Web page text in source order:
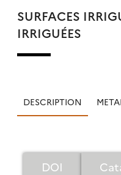
SURFACES
IRRIGUÉES
DESCRIPTION
DOI